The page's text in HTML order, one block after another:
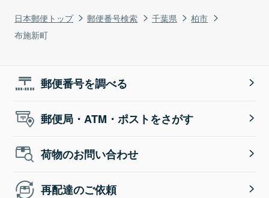
日本郵便トップ 郵便番号検索 千葉県
柏市
布施新町
郵便番号を調べる
郵便局・ATM・ポストをさがす
荷物のお問い合わせ
再配達のご依頼